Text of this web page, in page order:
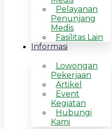
Pelayanan
Penunjang
Medis
Fasilitas Lain
Informasi
Lowongan
Pekerjaan
Artikel
Event
Kegiatan
Hubungi
Kami